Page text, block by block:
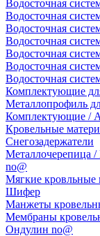
Водосточная
Водосточная
Водосточная
Водосточная
Водосточная
Водосточная
Водосточная
Комплектующие
Металлопрофиль
Комплектующие /
Кровельные
Снегозадержатели
Металлочерепица
no@
Мягкие кровльные
Шифер
Манжеты
Мембраны
Ондулин no@